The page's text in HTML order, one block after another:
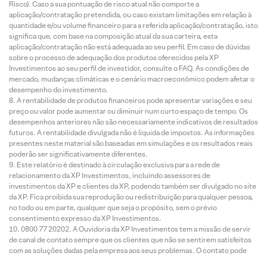
Risco). Caso a sua pontuação de risco atual não comporte a
aplicação/contratação pretendida, ou caso existam limitações em relação à
quantidade e/ou volume financeiro para a referida aplicação/contratação, isto
significa que, com base na composição atual da sua carteira, esta
aplicação/contratação não está adequada ao seu perfil. Em caso de dúvidas
sobre o processo de adequação dos produtos oferecidos pela XP
Investimentos ao seu perfil de investidor, consulte o FAQ. As condições de
mercado, mudanças climáticas e o cenário macroeconômico podem afetar o
desempenho do investimento.
A rentabilidade de produtos financeiros pode apresentar variações e seu
preço ou valor pode aumentar ou diminuir num curto espaço de tempo. Os
desempenhos anteriores não são necessariamente indicativos de resultados
futuros. A rentabilidade divulgada não é líquida de impostos. As informações
presentes neste material são baseadas em simulações e os resultados reais
poderão ser significativamente diferentes.
Este relatório é destinado à circulação exclusiva para a rede de
relacionamento da XP Investimentos, incluindo assessores de
investimentos da XP e clientes da XP, podendo também ser divulgado no site
da XP. Fica proibida sua reprodução ou redistribuição para qualquer pessoa,
no todo ou em parte, qualquer que seja o propósito, sem o prévio
consentimento expresso da XP Investimentos.
0800 77 20202. A Ouvidoria da XP Investimentos tem a missão de servir
de canal de contato sempre que os clientes que não se sentirem satisfeitos
com as soluções dadas pela empresa aos seus problemas. O contato pode